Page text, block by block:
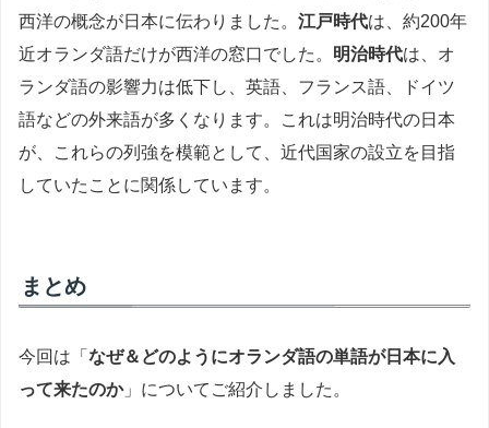
西洋の概念が日本に伝わりました。 江戸時代は、約200年
近オランダ語だけが西洋の窓口でした。 明治時代は、オ
ランダ語の影響力は低下し、英語、フランス語、ドイツ
語などの外来語が多くなります。これは明治時代の日本
が、これらの列強を模範として、近代国家の設立を目指
していたことに関係しています。
まとめ
今回は「 なぜ＆どのようにオランダ語の単語が日本に入
って来たのか」についてご紹介しました。